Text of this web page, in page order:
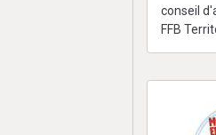
conseil
FFB